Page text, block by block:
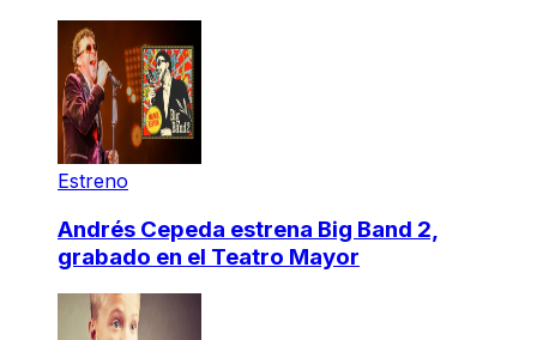
Estreno
Andrés Cepeda estrena Big Band 2,
grabado en el Teatro Mayor